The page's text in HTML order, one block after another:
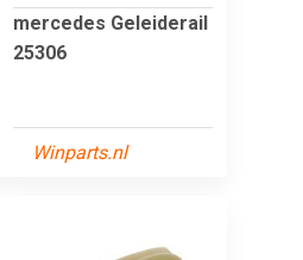
mercedes Geleiderail
25306
Winparts.nl